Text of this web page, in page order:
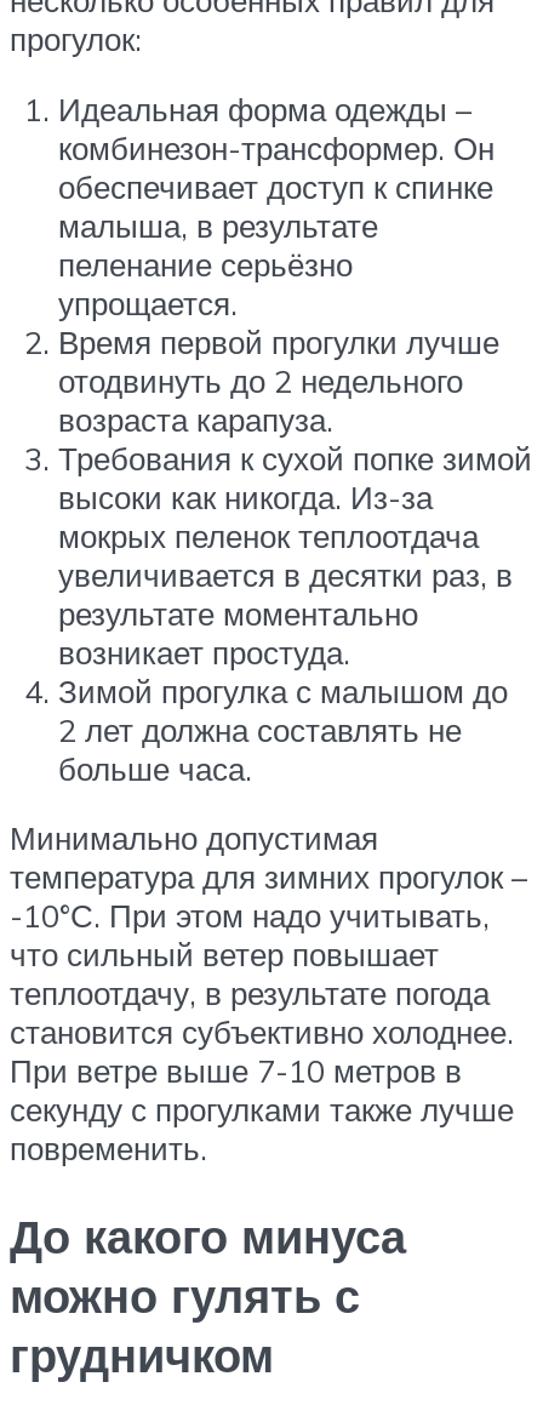
прогулок:
Идеальная форма одежды –
комбинезон-трансформер. Он
обеспечивает доступ к спинке
малыша, в результате
пеленание серьёзно
упрощается.
Время первой прогулки лучше
отодвинуть до 2 недельного
возраста карапуза.
Требования к сухой попке зимой
высоки как никогда. Из-за
мокрых пеленок теплоотдача
увеличивается в десятки раз, в
результате моментально
возникает простуда.
Зимой прогулка с малышом до
2 лет должна составлять не
больше часа.
Минимально допустимая
температура для зимних прогулок –
-10°С. При этом надо учитывать,
что сильный ветер повышает
теплоотдачу, в результате погода
становится субъективно холоднее.
При ветре выше 7-10 метров в
секунду с прогулками также лучше
повременить.
До какого минуса
можно гулять с
грудничком